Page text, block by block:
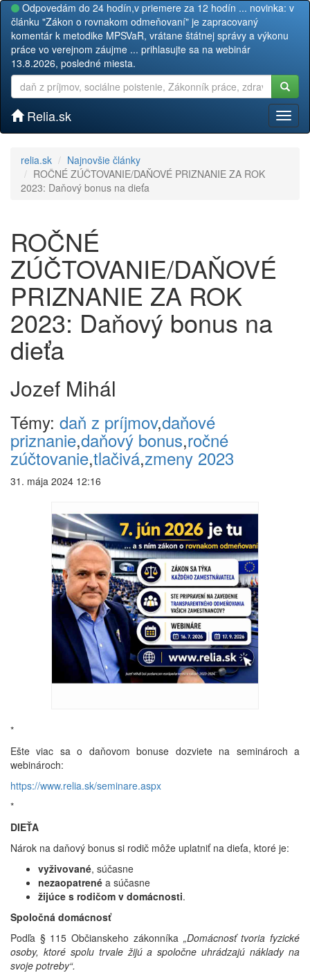
Odpovedám do 24 hodín,v priemere za 12 hodín ... novinka: v
článku "Zákon o rovnakom odmeňovaní" je zapracovaný
komentár k metodike MPSVaR, vrátane štátnej správy a výkonu
práce vo verejnom záujme ... prihlasujte sa na webinár
13.8.2026, posledné miesta.
Relia.sk
relia.sk
Najnovšie články
ROČNÉ ZÚČTOVANIE/DAŇOVÉ PRIZNANIE ZA ROK
2023: Daňový bonus na dieťa
ROČNÉ
ZÚČTOVANIE/DAŇOVÉ
PRIZNANIE ZA ROK
2023: Daňový bonus na
dieťa
Jozef Mihál
Témy: daň z príjmov,daňové
priznanie,daňový bonus,ročné
zúčtovanie,tlačivá,zmeny 2023
31. mája 2024 12:16
*
Ešte viac sa o daňovom bonuse dozviete na seminároch a
webinároch:
https://www.relia.sk/seminare.aspx
*
DIEŤA
Nárok na daňový bonus si rodič môže uplatniť na dieťa, ktoré je:
vyživované, súčasne
nezaopatrené a súčasne
žijúce s rodičom v domácnosti.
Spoločná domácnosť
Podľa § 115 Občianskeho zákonníka „Domácnosť tvoria fyzické
osoby, ktoré spolu trvale žijú a spoločne uhrádzajú náklady na
svoje potreby“.